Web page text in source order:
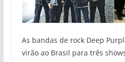
As bandas de rock Deep
virão ao Brasil para três